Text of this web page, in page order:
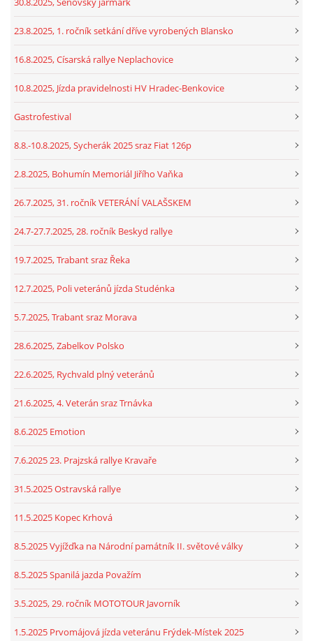
23.8.2025, 1. ročník setkání dříve vyrobených Blansko
16.8.2025, Císarská rallye Neplachovice
10.8.2025, Jízda pravidelnosti HV Hradec-Benkovice
Gastrofestival
8.8.-10.8.2025, Sycherák 2025 sraz Fiat 126p
2.8.2025, Bohumín Memoriál Jiřího Vaňka
26.7.2025, 31. ročník VETERÁNÍ VALAŠSKEM
24.7-27.7.2025, 28. ročník Beskyd rallye
19.7.2025, Trabant sraz Řeka
12.7.2025, Poli veteránů jízda Studénka
5.7.2025, Trabant sraz Morava
28.6.2025, Zabelkov Polsko
22.6.2025, Rychvald plný veteránů
21.6.2025, 4. Veterán sraz Trnávka
8.6.2025 Emotion
7.6.2025 23. Prajzská rallye Kravaře
31.5.2025 Ostravská rallye
11.5.2025 Kopec Krhová
8.5.2025 Vyjížďka na Národní památník II. světové války
8.5.2025 Spanilá jazda Považím
3.5.2025, 29. ročník MOTOTOUR Javorník
1.5.2025 Prvomájová jízda veteránu Frýdek-Místek 2025